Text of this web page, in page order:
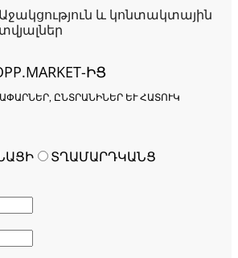
Աջակցություն և կոնտակտային
տվյալներ
ԻՑ
ԸՆՏՐԱՆԻՆԵՐ ԵՒ ՀԱՏՈՒԿ Ա
ՏՂԱՄԱՐԴԿԱՆՑ